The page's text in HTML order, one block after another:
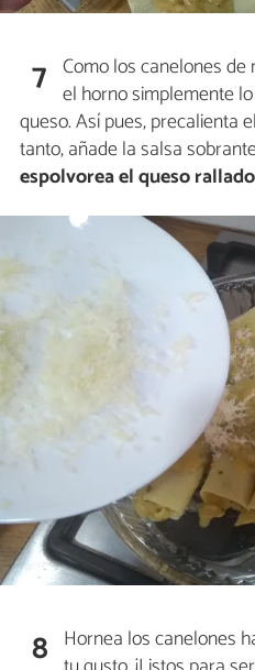
7 Como los canelones
el horno simplemente
queso. Así pues, precalienta
tanto, añade la salsa
espolvorea el queso rallado
8 Hornea los canelones